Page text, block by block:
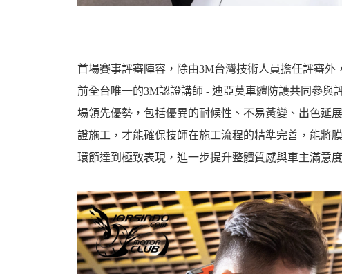
首場賽事評審陣容，除由3M台灣技術人員擔任評審
前全台唯一的3M認證講師 - 迪亞莫車體防護共同參
場領先優勢，包括優異的耐候性、不易黃變、出色延
證施工，才能確保技師在施工流程的精準完善，能將
環節達到極致表現，進一步提升整體質感與車主滿意